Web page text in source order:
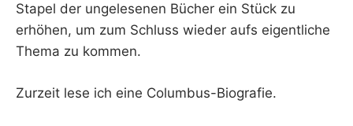
Stapel der ungelesenen Bücher ein Stück zu
erhöhen, um zum Schluss wieder aufs eigentliche
Thema zu kommen.
Zurzeit lese ich eine Columbus-Biografie.